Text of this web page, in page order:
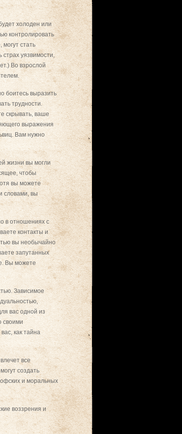
холоден или
контролировать
стать
уязвимости,
Во взрослой
боитесь выразить
трудности.
скрывать, ваше
выражения
Вам нужно
жизни вы могли
чтобы
вы можете
словами, вы
в отношениях с
контакты и
вы необычайно
запутанных
Вы можете
Зависимое
вас одной из
своими
как тайна
все
создать
и моральных
воззрения и